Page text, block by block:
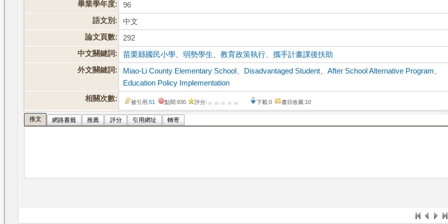
畢業學年度:
96
語文別:
中文
論文頁數:
292
中文關鍵詞:
苗栗縣國民小學 、弱勢學生 、教育政策執行 、攜手計畫課後扶助
外文關鍵詞:
Miao-Li County Elementary School Disadvantaged Student 、After School Alternative Program
Education Policy Implementation
相關次數:
被引用:51 點閱:930 評分: 下載:0 書目收藏:10
推文 網路書籤 推薦 評分 引用網址 轉寄